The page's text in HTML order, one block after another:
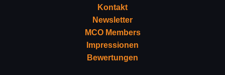
Kontakt
Newsletter
MCO Members
Impressionen
Bewertungen